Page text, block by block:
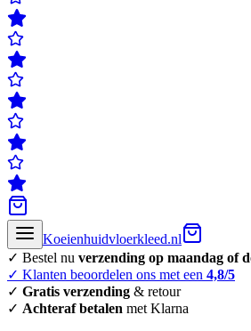
Koeienhuidvloerkleed.nl
✓ Bestel nu verzending op maandag of
✓ Klanten beoordelen ons met een 4,8/5
✓ Gratis verzending & retour
✓ Achteraf betalen met Klarna